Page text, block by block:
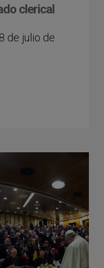
clerical
de julio de